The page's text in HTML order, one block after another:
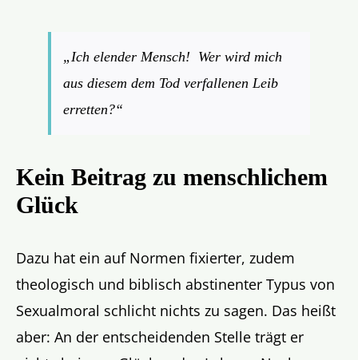
„Ich elender Mensch! Wer wird mich
aus diesem dem Tod verfallenen Leib
erretten?“
Kein Beitrag zu menschlichem
Glück
Dazu hat ein auf Normen fixierter, zudem
theologisch und biblisch abstinenter Typus von
Sexualmoral schlicht nichts zu sagen. Das heißt
aber: An der entscheidenden Stelle trägt er